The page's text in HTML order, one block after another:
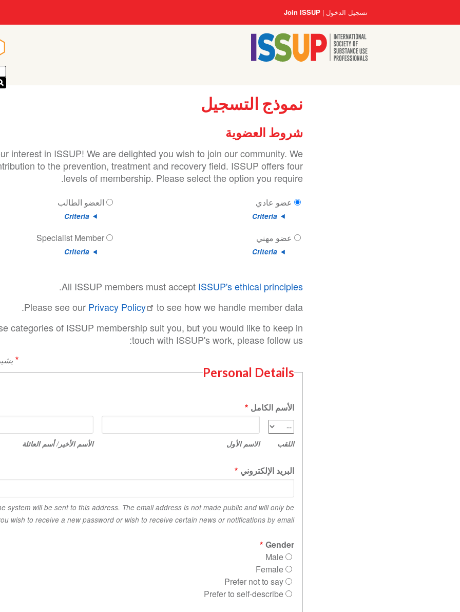
User
account
menu
تسجيل الدخول Join ISSUP
نموذج التسجيل
شروط العضوية
interest in ISSUP! We are delighted you wish to join our community. We
to the prevention, treatment and recovery field. ISSUP offers four
levels of membership. Please select the option you require.
عضو عادي
Criteria
العضو الطالب
Criteria
عضو مهني
Criteria
Specialist Member
Criteria
All ISSUP members must accept ISSUP's ethical principles
.
Please see our Privacy Policy
to see how we handle member data.
categories of ISSUP membership suit you, but you would like to keep in
touch with ISSUP's work, please follow us:
Personal Details
الأسم الكامل
اللقب
اللقب
الأول
الاسم الأول
الأخير/
أسم
الأسم الأخير/ أسم العائلة
البريد الإلكتروني
system will be sent to this address. The email address is not made public and will only be
wish to receive a new password or wish to receive certain news or notifications by email.
Gender
Male
Female
Prefer not to say
Prefer to self-describe